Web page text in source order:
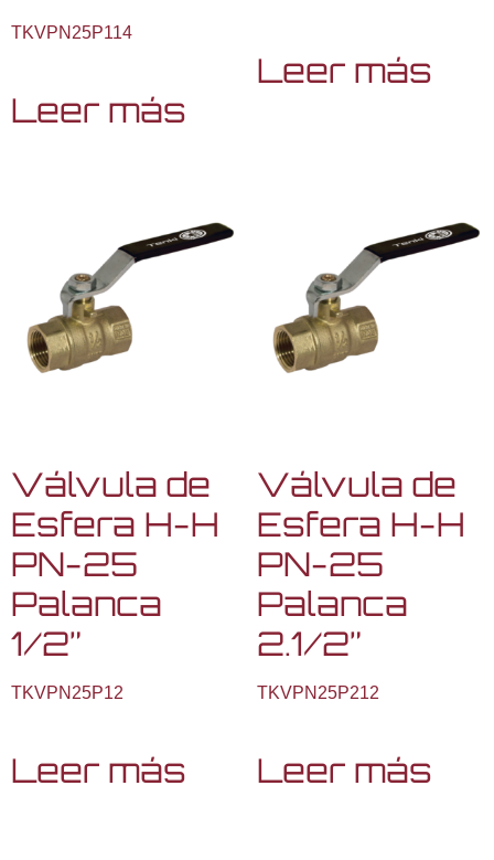
TKVPN25P114
Leer más
Leer más
Válvula de
Esfera H-H
PN-25
Palanca
1/2”
TKVPN25P12
Leer más
Válvula de
Esfera H-H
PN-25
Palanca
2.1/2”
TKVPN25P212
Leer más